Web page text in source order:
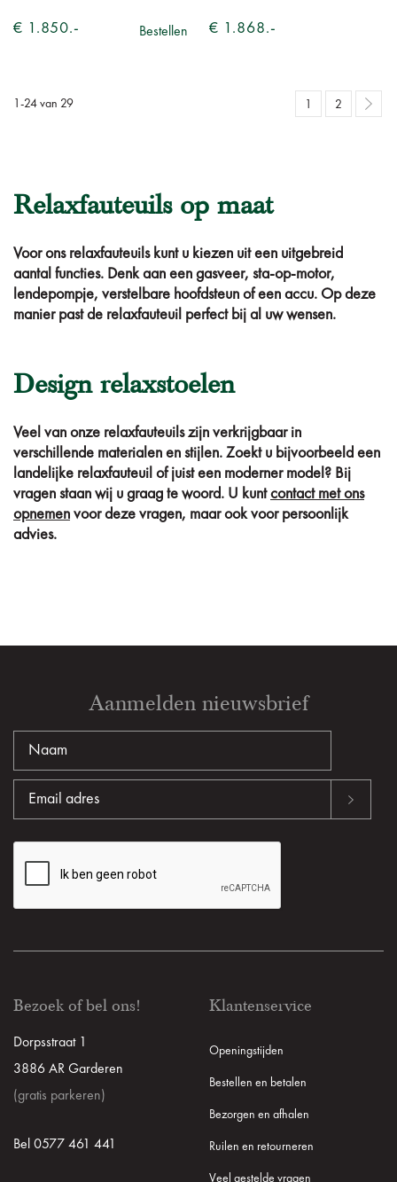
€ 1.850.- Bestellen € 1.868.-
-24 van 29 2
Relaxfauteuils op maat
Voor ons relaxfauteuils kunt u kiezen uit een uitgebreid
aantal functies. Denk aan een gasveer, sta-op-motor,
lendepompje, verstelbare hoofdsteun of een accu. Op deze
manier past de relaxfauteuil perfect bij al uw wensen.
Design relaxstoelen
Veel van onze relaxfauteuils zijn verkrijgbaar in
verschillende materialen en stijlen. Zoekt u bijvoorbeeld een
landelijke relaxfauteuil of juist een moderner model? Bij
vragen staan wij u graag te woord. U kuntcontact met ons
opnemen voor deze vragen, maar ook voor persoonlijk
advies.
Aanmelden nieuwsbrief
Bezoek of bel ons!
Dorpsstraat 1
3886 AR Garderen
(gratis parkeren)
Bel 0577 461 441
Klantenservice
Openingstijden
Bestellen en betalen
Bezorgen en afhalen
Ruilen en retourneren
Veel gestelde vragen